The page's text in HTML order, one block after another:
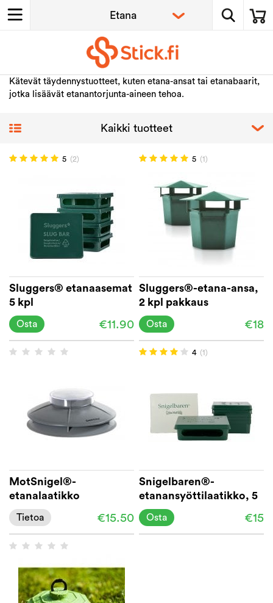
Kätevät täydennystuotteet, kuten etana-ansat tai etanabaarit,
jotka lisäävät etanantorjunta-aineen tehoa.
5 (2)
Sluggers® etanaasemat
5 kpl
€11.90
Osta
5 (1)
Sluggers®-etana-ansa,
2 kpl pakkaus
€18
Osta
MotSnigel®-
etanalaatikko
€15.50
Tietoa
4 (1)
Snigelbaren®-
etanansyöttilaatikko, 5
kpl pakkaus
€15
Osta